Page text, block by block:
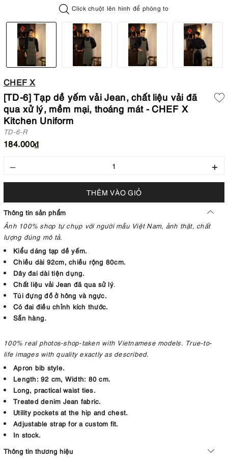
Click chuột lên hình để phóng to
CHEF X
[TD-6] Tạp dề yếm vải Jean, chất liệu vải đã
qua xử lý, mềm mại, thoáng mát - CHEF X
Kitchen Uniform
TD-6-R
184.000₫
– +
THÊM VÀO GIỎ
Thông tin sản phẩm
Ảnh 100% shop tự chụp với người mẫu Việt Nam, ảnh thật, chất
lượng đúng mô tả.
Kiểu dáng tạp dề yếm.
Chiều dài 92cm, chiều rộng 80cm.
Dây đai dài tiện dụng.
Chất liệu vải Jean đã qua sử lý.
Túi đựng đồ ở hông và ngực.
Có đai điều chỉnh kích thước.
Sẵn hàng.
100% real photos-shop-taken with Vietnamese models. True-to-
life images with quality exactly as described.
Apron bib style.
Length: 92 cm, Width: 80 cm.
Long, practical waist ties.
Treated denim Jean fabric.
Utility pockets at the hip and chest.
Adjustable strap for a custom fit.
In stock.
Thông tin thương hiệu